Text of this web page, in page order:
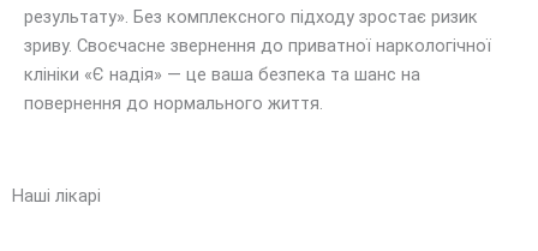
результату». Без комплексного підходу зростає ризик
зриву. Своєчасне звернення до приватної наркологічної
клініки «Є надія» — це ваша безпека та шанс на
повернення до нормального життя.
Наші лікарі